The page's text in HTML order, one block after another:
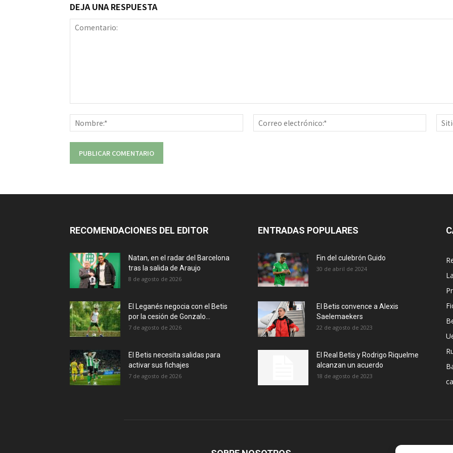
DEJA UNA RESPUESTA
Nombre:*
Correo
RECOMENDACIONES DEL EDITOR
Natan, en el radar del Barcelona
tras la salida de Araujo
8 de agosto de 2026
El Leganés negocia con el Betis
por la cesión de Gonzalo...
7 de agosto de 2026
El Betis necesita salidas para
activar sus fichajes
7 de agosto de 2026
ENTRADAS POPULARES
Fin del culebrón Guido
30 de abril de 2024
El Betis convence a Alexis
Saelemaekers
22 de agosto de 2023
El Real Betis y Rodrigo Riquelme
alcanzan un acuerdo
18 de agosto de 2023